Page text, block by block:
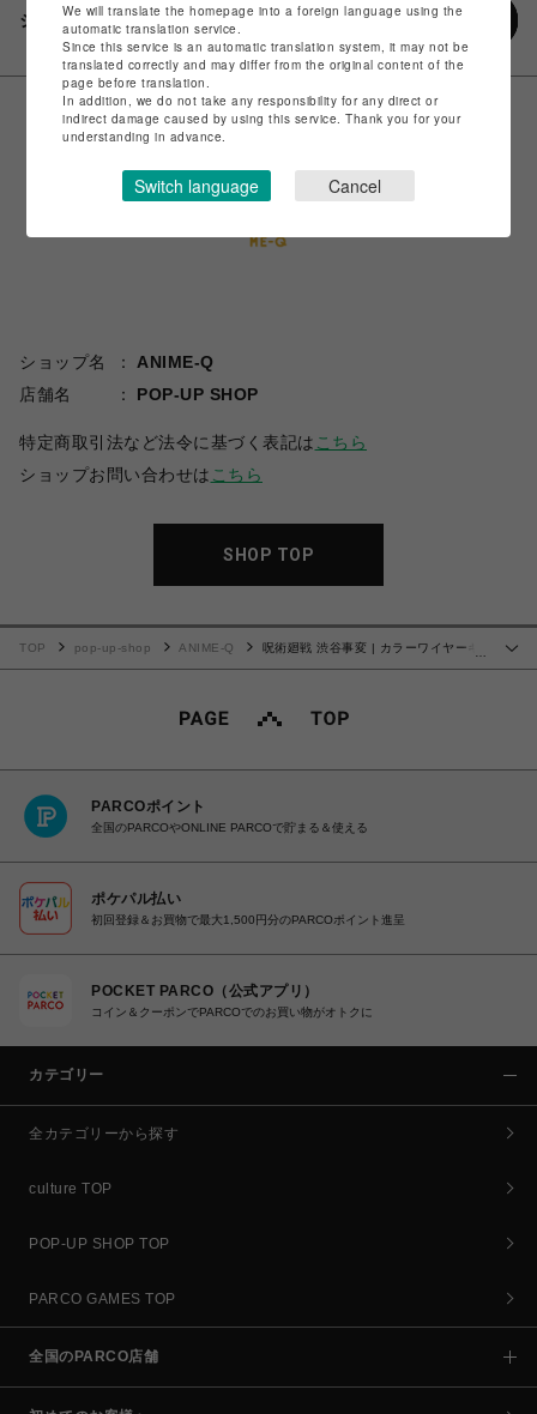
シェアする
ショップ名
ANIME-Q
店舗名
POP-UP SHOP
特定商取引法など法令に基づく表記は こちら
ショップお問い合わせは こちら
SHOP TOP
TOP pop-up-shop ANIME-Q
呪術廻戦 渋谷事変 | カラーワイヤーキ
PARCOポイント
全国のPARCOやONLINE PARCOで貯まる＆使える
ポケパル払い
初回登録＆お買物で最大1,500円分のPARCOポイント進呈
POCKET PARCO（公式アプリ）
コイン＆クーポンでPARCOでのお買い物がオトクに
カテゴリー
全カテゴリーから探す
culture TOP
POP-UP SHOP TOP
PARCO GAMES TOP
全国のPARCO店舗
We will translate the homepage into a foreign language using the
automatic translation service.
Since this service is an automatic translation system, it may not be
translated correctly and may differ from the original content of the
page before translation.
In addition, we do not take any responsibility for any direct or
indirect damage caused by using this service. Thank you for your
understanding in advance.
Switch language Cancel